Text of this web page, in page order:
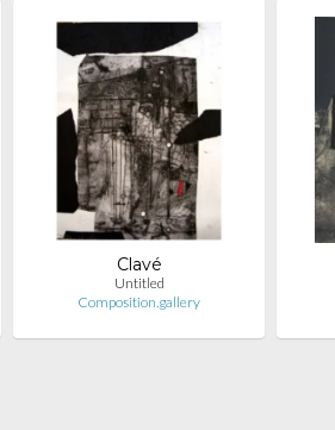
Clavé
Untitled
Composition.gallery